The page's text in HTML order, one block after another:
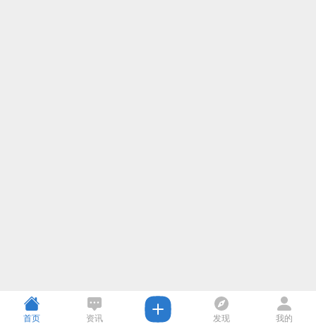
首页 资讯 发现 我的